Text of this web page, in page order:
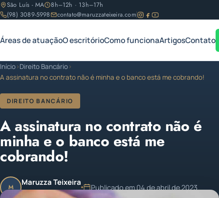
São Luís - MA
8h–12h · 13h–17h
(98) 3089-5998
contato@maruzzateixeira.com
Áreas de atuaçãoO escritórioComo funcionaArtigosContato
Início›Direito Bancário›
A assinatura no contrato não é minha e o banco está me cobrando!
DIREITO BANCÁRIO
A assinatura no contrato não é
minha e o banco está me
cobrando!
M Maruzza Teixeira
OAB/MA 11.810
Publicado em 04 de abril de 2023